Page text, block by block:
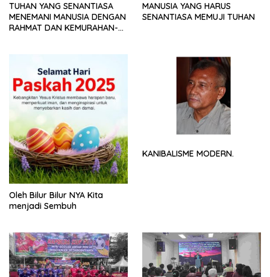
TUHAN YANG SENANTIASA
MENEMANI MANUSIA DENGAN
RAHMAT DAN KEMURAHAN-
MANUSIA YANG HARUS
SENANTIASA MEMUJI TUHAN
Oleh Bilur Bilur NYA Kita
menjadi Sembuh
KANIBALISME MODERN.